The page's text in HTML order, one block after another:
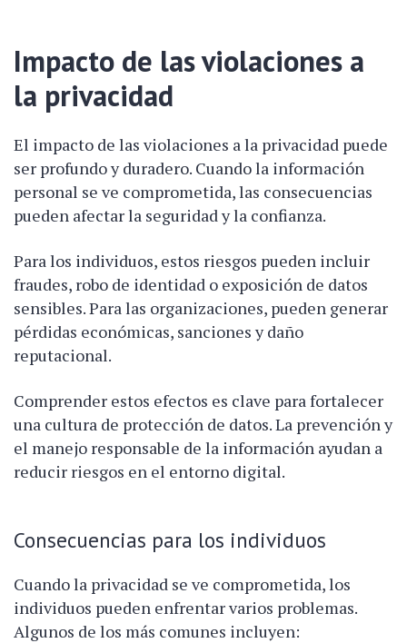
Impacto de las violaciones a
la privacidad
El impacto de las violaciones a la privacidad puede
ser profundo y duradero. Cuando la información
personal se ve comprometida, las consecuencias
pueden afectar la seguridad y la confianza.
Para los individuos, estos riesgos pueden incluir
fraudes, robo de identidad o exposición de datos
sensibles. Para las organizaciones, pueden generar
pérdidas económicas, sanciones y daño
reputacional.
Comprender estos efectos es clave para fortalecer
una cultura de protección de datos. La prevención y
el manejo responsable de la información ayudan a
reducir riesgos en el entorno digital.
Consecuencias para los individuos
Cuando la privacidad se ve comprometida, los
individuos pueden enfrentar varios problemas.
Algunos de los más comunes incluyen: